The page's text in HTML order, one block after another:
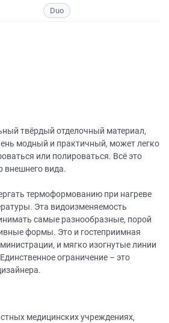
Duo
твёрдый отделочный материал,
модный и практичный, может легко
или полироваться. Всё это
внешнего вида.
термоформованию при нагреве
Эта видоизменяемость
самые разнообразные, порой
формы. Это и гостеприимная
и мягко изогнутые линии
ограничение – это
медицинских учреждениях,